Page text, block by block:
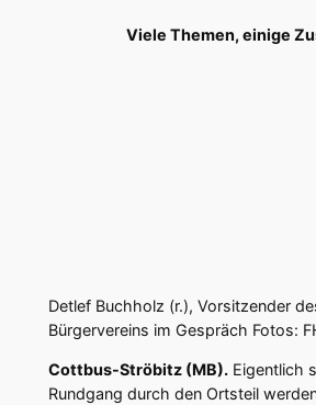
Viele Themen, einige
Detlef Buchholz (r.), Vorsitzender
Bürgervereins im Gespräch Fotos:
Cottbus-Ströbitz (MB).Eigentlich
Rundgang durch den Ortsteil